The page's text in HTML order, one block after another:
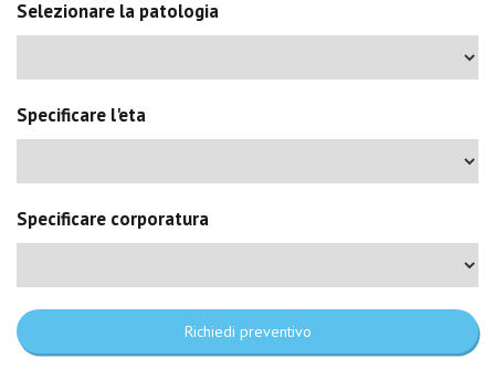
Selezionare la patologia
Specificare l'eta
Specificare corporatura
Richiedi preventivo